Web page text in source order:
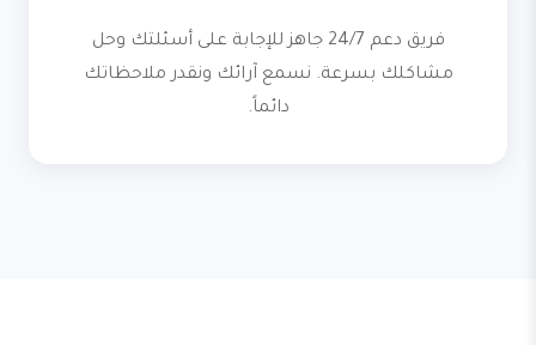
فريق دعم 24/7 جاهز للإجابة على أسئلتك وحل
مشاكلك بسرعة. نسمع آرائك ونقدر ملاحظاتك
دائماً.